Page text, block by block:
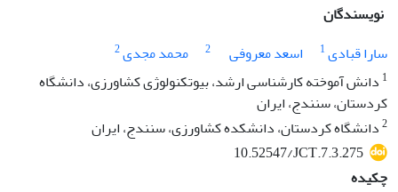
نویسندگان
سارا قبادی1 اسعد معروفی 2 محمد مجدی2
1 دانش آموخته کارشناسی ارشد، بیوتکنولوژی کشاورزی، دانشگاه
کردستان، سنندج، ایران
2دانشگاه کردستان، دانشکده کشاورزی، سنندج، ایران
10.52547/JCT.7.3.275
چکیده